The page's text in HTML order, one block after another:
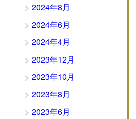
2024年8月
2024年6月
2024年4月
2023年12月
2023年10月
2023年8月
2023年6月